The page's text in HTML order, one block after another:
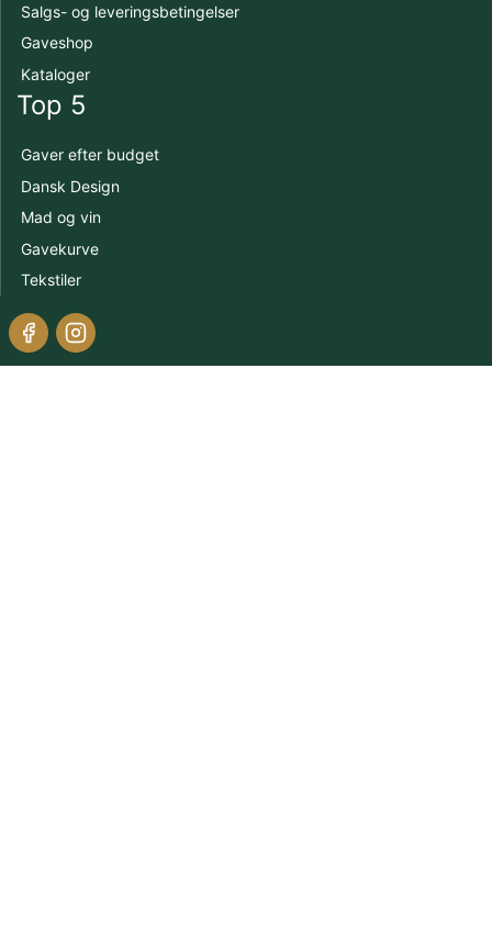
Salgs- og leveringsbetingelser
Gaveshop
Kataloger
Top 5
Gaver efter budget
Dansk Design
Mad og vin
Gavekurve
Tekstiler